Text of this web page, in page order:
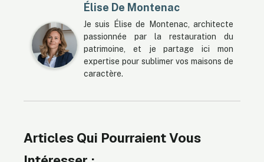
Élise De Montenac
Je suis Élise de Montenac, architecte
passionnée par la restauration du
patrimoine, et je partage ici mon
expertise pour sublimer vos maisons de
caractère.
Articles Qui Pourraient Vous